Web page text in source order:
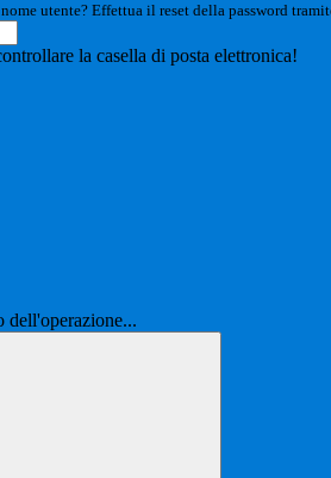
utente? Effettua il reset della password
la casella di posta elettronica!
dell'operazione...